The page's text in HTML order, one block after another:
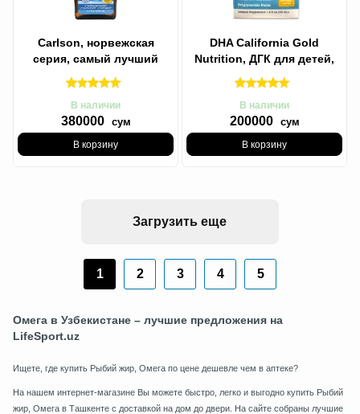
Carlson, норвежская
серия, самый лучший
рыбий жир, с
натуральным лимонным
В наличии
380000 сум
В корзину
DHA California Gold
Nutrition, ДГК для детей,
омега-3 с витамином D3,
1050 мг,
В наличии
200000 сум
В корзину
Загрузить еще
1 2 3 4 5
Омега в Узбекистане – лучшие предложения на
LifeSport.uz
Ищете, где купить Рыбий жир, Омега по цене дешевле чем в аптеке?
На нашем интернет-магазине Вы можете быстро, легко и выгодно купить Рыбий
жир, Омега в Ташкенте с доставкой на дом до двери. На сайте собраны лучшие